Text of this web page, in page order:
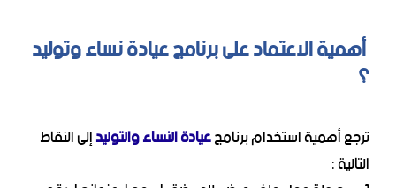
أهمية الاعتماد على برنامج عيادة نساء وتوليد
؟
ترجع أهمية استخدام برنامجعيادة النساء والتوليدإلى النقاط
التالية :